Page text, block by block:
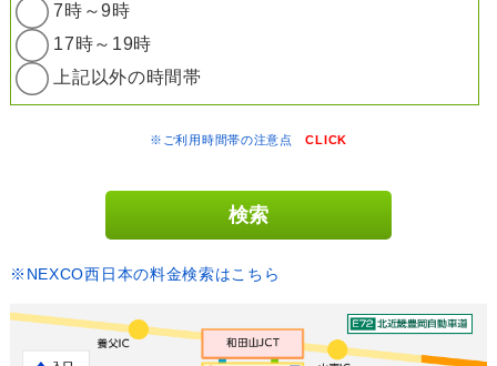
7時～9時
17時～19時
上記以外の時間帯
※ご利用時間帯の注意点CLICK
※NEXCO西日本の料金検索はこちら